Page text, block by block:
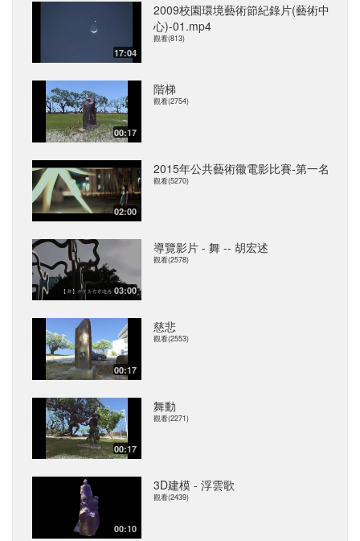
17:04
2009校園環境藝術節紀錄片(藝術中
心)-01.mp4
觀看(813)
00:17
階梯
觀看(2754)
02:00
2015年公共藝術幑電影比賽-第一名
觀看(5270)
03:00
導覽影片 - 舞 -- 胡宏述
觀看(2578)
00:17
慈悲
觀看(2553)
00:17
舞動
觀看(2271)
00:10
3D建模 - 浮雲歌
觀看(2439)